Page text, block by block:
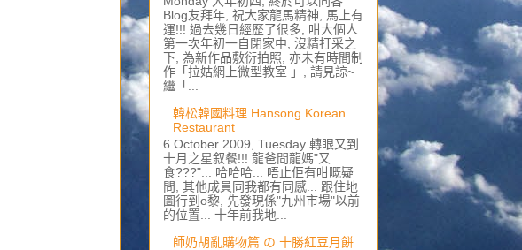
Blog友拜年, 祝大家龍馬精神, 馬上有
運!!! 過去幾日經歷了很多, 咁大個人
第一次年初一自閉家中, 沒精打采之
下, 為新作品敷衍拍照, 亦未有時間制
作「拉姑網上微型教室 」, 請見諒~
繼「...
韓松韓國料理 Hansong Korean
Restaurant
6 October 2009, Tuesday 轉眼又到
十月之星叙餐!!! 龍爸問龍媽"又
食???"... 哈哈哈... 唔止佢有咁嘅疑
問, 其他成員同我都有同感... 跟住地
圖行到o黎, 先發現係"九州市場"以前
的位置... 十年前我地...
師奶胡亂購物篇 の 十勝紅豆月餅